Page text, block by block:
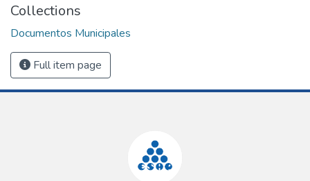
Collections
Documentos Municipales
Full item page